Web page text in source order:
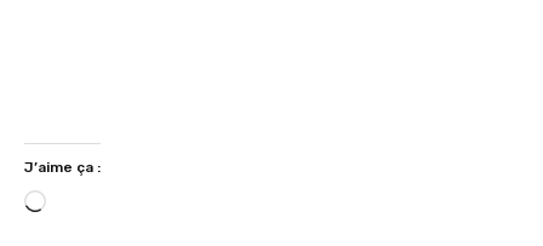
J’aime ça :
C